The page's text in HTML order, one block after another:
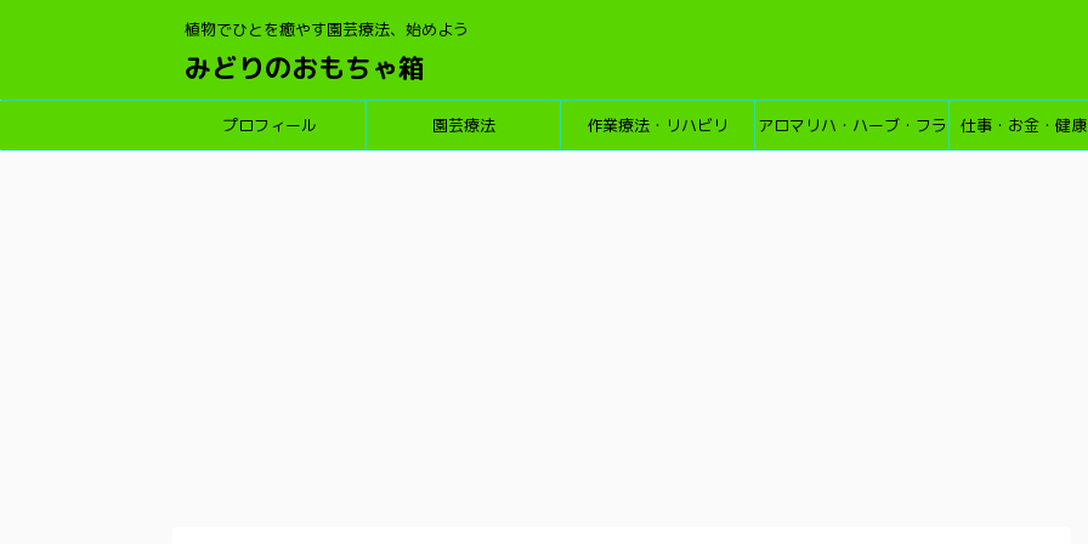
植物でひとを癒やす園芸療法、始めよう
みどりのおもちゃ箱
プロフィール 園芸療法 作業療法・リハビリ アロマリハ・ハーブ・フラ 仕事・お金・健